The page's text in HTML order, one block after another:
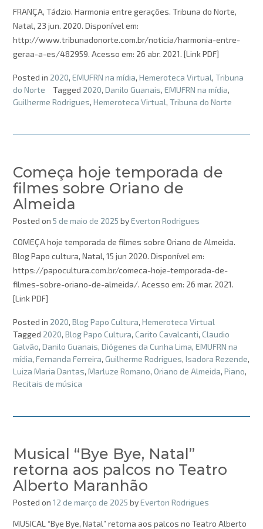
FRANÇA, Tádzio. Harmonia entre gerações. Tribuna do Norte,
Natal, 23 jun. 2020. Disponível em:
http://www.tribunadonorte.com.br/noticia/harmonia-entre-
geraa-a-es/482959. Acesso em: 26 abr. 2021. [Link PDF]
Posted in 2020, EMUFRN na mídia, Hemeroteca Virtual, Tribuna
do Norte
Tagged 2020, Danilo Guanais, EMUFRN na mídia,
Guilherme Rodrigues, Hemeroteca Virtual, Tribuna do Norte
Começa hoje temporada de
filmes sobre Oriano de
Almeida
Posted on 5 de maio de 2025 byEverton Rodrigues
COMEÇA hoje temporada de filmes sobre Oriano de Almeida.
Blog Papo cultura, Natal, 15 jun 2020. Disponível em:
https://papocultura.com.br/comeca-hoje-temporada-de-
filmes-sobre-oriano-de-almeida/. Acesso em: 26 mar. 2021.
[Link PDF]
Posted in 2020, Blog Papo Cultura, Hemeroteca Virtual
Tagged 2020, Blog Papo Cultura, Carito Cavalcanti, Claudio
Galvão, Danilo Guanais, Diógenes da Cunha Lima, EMUFRN na
mídia, Fernanda Ferreira, Guilherme Rodrigues, Isadora Rezende,
Luiza Maria Dantas, Marluze Romano, Oriano de Almeida, Piano,
Recitais de música
Musical “Bye Bye, Natal”
retorna aos palcos no Teatro
Alberto Maranhão
Posted on 12 de março de 2025 byEverton Rodrigues
MUSICAL “Bye Bye, Natal” retorna aos palcos no Teatro Alberto